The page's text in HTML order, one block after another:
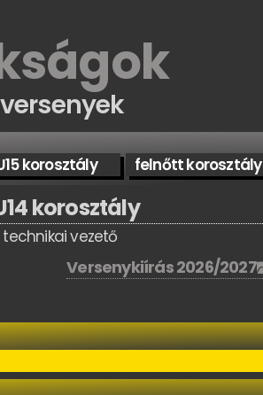
korosztály felnőtt korosztály
korosztály
technikai vezető
Versenykiírás 2026/2027